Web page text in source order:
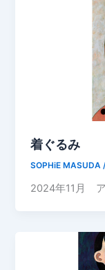
着ぐるみ
SOPHiE MASUDA
2024年11月